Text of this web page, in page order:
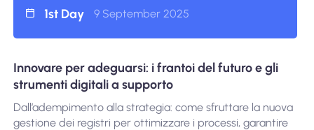
1st Day 9 September 2025
Innovare per adeguarsi: i frantoi del futuro e gli
strumenti digitali a supporto
Dall’adempimento alla strategia: come sfruttare la nuova
gestione dei registri per ottimizzare i processi, garantire